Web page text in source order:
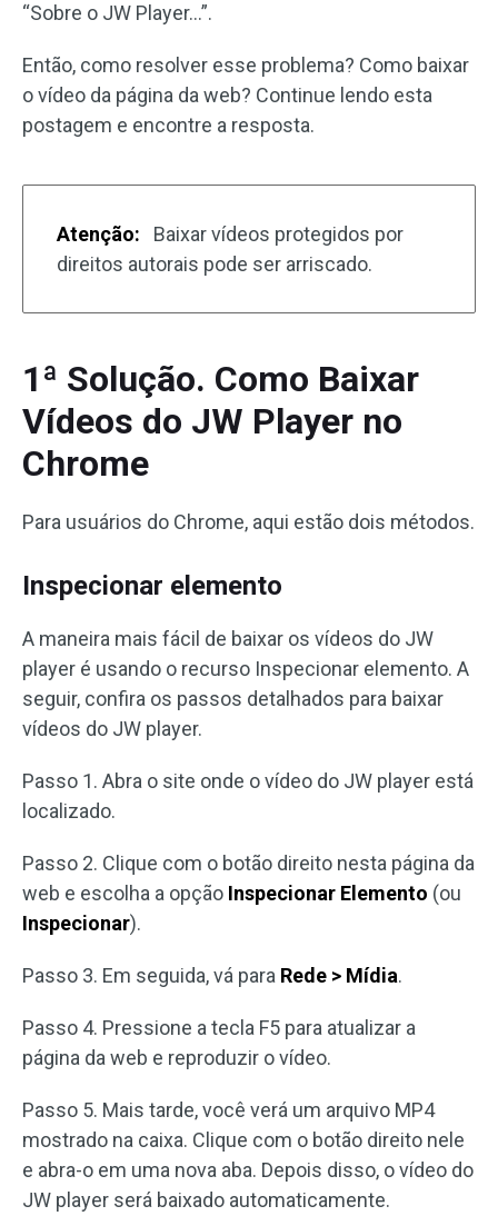
“Sobre o JW Player…”.
Então, como resolver esse problema? Como baixar
o vídeo da página da web? Continue lendo esta
postagem e encontre a resposta.
Atenção:
Baixar vídeos protegidos por
direitos autorais pode ser arriscado.
1ª Solução. Como Baixar
Vídeos do JW Player no
Chrome
Para usuários do Chrome, aqui estão dois métodos.
Inspecionar elemento
A maneira mais fácil de baixar os vídeos do JW
player é usando o recurso Inspecionar elemento. A
seguir, confira os passos detalhados para baixar
vídeos do JW player.
Passo 1. Abra o site onde o vídeo do JW player está
localizado.
Passo 2. Clique com o botão direito nesta página da
web e escolha a opção Inspecionar Elemento (ou
Inspecionar).
Passo 3. Em seguida, vá para Rede > Mídia.
Passo 4. Pressione a tecla F5 para atualizar a
página da web e reproduzir o vídeo.
Passo 5. Mais tarde, você verá um arquivo MP4
mostrado na caixa. Clique com o botão direito nele
e abra-o em uma nova aba. Depois disso, o vídeo do
JW player será baixado automaticamente.